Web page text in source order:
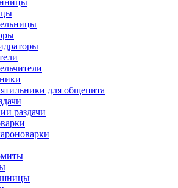
для общепита
раздачи